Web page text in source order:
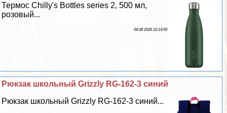
Термос Chilly's Bottles series 2, 500 мл,
розовый...
04 08 2026 22:14:59
Рюкзак школьный Grizzly RG-162-3 синий
Рюкзак школьный Grizzly RG-162-3 синий...